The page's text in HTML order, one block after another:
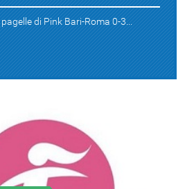
di Pink Bari-Roma 0-3...